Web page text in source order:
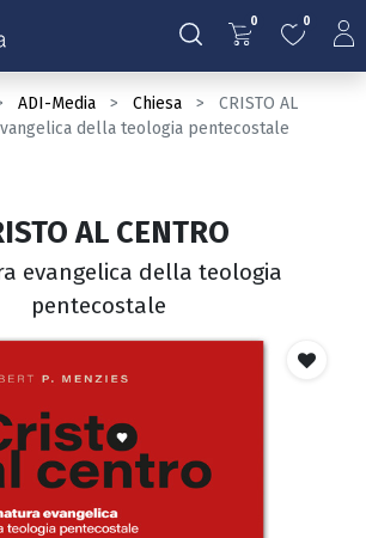
0 0
ADI-Media Chiesa
CRISTO AL
della teologia pentecostale
AL CENTRO
evangelica della teologia
pentecostale